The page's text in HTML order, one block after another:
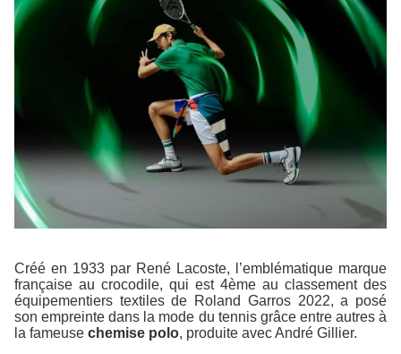
Créé en 1933 par René Lacoste, l’emblématique marque
française au crocodile, qui est 4ème au classement des
équipementiers textiles de Roland Garros 2022, a posé
son empreinte dans la mode du tennis grâce entre autres à
la fameuse chemise polo, produite avec André Gillier.